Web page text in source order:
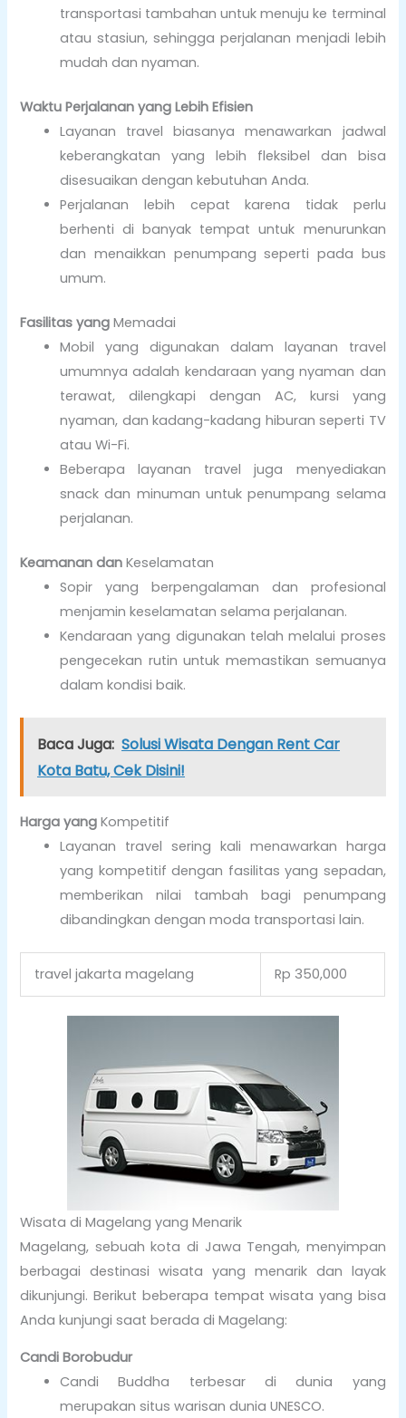
transportasi tambahan untuk menuju ke terminal
atau stasiun, sehingga perjalanan menjadi lebih
mudah dan nyaman.
Waktu Perjalanan yang Lebih Efisien
Layanan travel biasanya menawarkan jadwal
keberangkatan yang lebih fleksibel dan bisa
disesuaikan dengan kebutuhan Anda.
Perjalanan lebih cepat karena tidak perlu
berhenti di banyak tempat untuk menurunkan
dan menaikkan penumpang seperti pada bus
umum.
Fasilitas yang Memadai
Mobil yang digunakan dalam layanan travel
umumnya adalah kendaraan yang nyaman dan
terawat, dilengkapi dengan AC, kursi yang
nyaman, dan kadang-kadang hiburan seperti TV
atau Wi-Fi.
Beberapa layanan travel juga menyediakan
snack dan minuman untuk penumpang selama
perjalanan.
Keamanan dan Keselamatan
Sopir yang berpengalaman dan profesional
menjamin keselamatan selama perjalanan.
Kendaraan yang digunakan telah melalui proses
pengecekan rutin untuk memastikan semuanya
dalam kondisi baik.
Baca Juga: Solusi Wisata Dengan Rent Car
Kota Batu, Cek Disini!
Harga yang Kompetitif
Layanan travel sering kali menawarkan harga
yang kompetitif dengan fasilitas yang sepadan,
memberikan nilai tambah bagi penumpang
dibandingkan dengan moda transportasi lain.
travel jakarta magelang Rp 350,000
Wisata di Magelang yang Menarik
Magelang, sebuah kota di Jawa Tengah, menyimpan
berbagai destinasi wisata yang menarik dan layak
dikunjungi. Berikut beberapa tempat wisata yang bisa
Anda kunjungi saat berada di Magelang:
Candi Borobudur
Candi Buddha terbesar di dunia yang
merupakan situs warisan dunia UNESCO.